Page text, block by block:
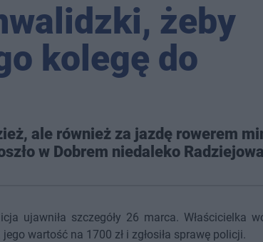
żeby
kolegę do
ale również za jazdę rowerem
w Dobrem niedaleko
ujawniła szczegóły 26 marca. Właścicielka
wartość na 1700 zł i zgłosiła sprawę policji.